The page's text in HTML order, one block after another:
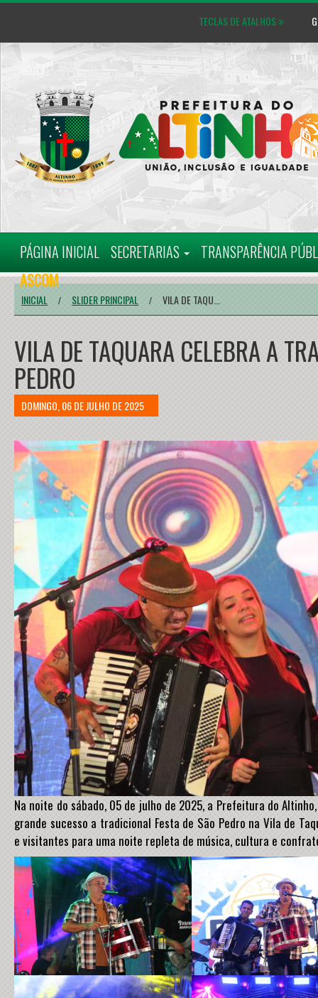
TECLAS DE ATALHOS
MAPA DO SITE
CARTA
PÁGINA INICIAL SECRETARIAS
TRANSPARÊNCIA
ASCOM
INICIAL / SLIDER PRINCIPAL / VILA DE TAQU...
VILA DE TAQUARA CELEBRA A
PEDRO
DOMINGO, 06 DE JULHO DE 2025
Na noite do sábado, 05 de julho de 2025, a Prefeitura do
grande sucesso a tradicional Festa de São Pedro na Vila de
e visitantes para uma noite repleta de música, cultura e